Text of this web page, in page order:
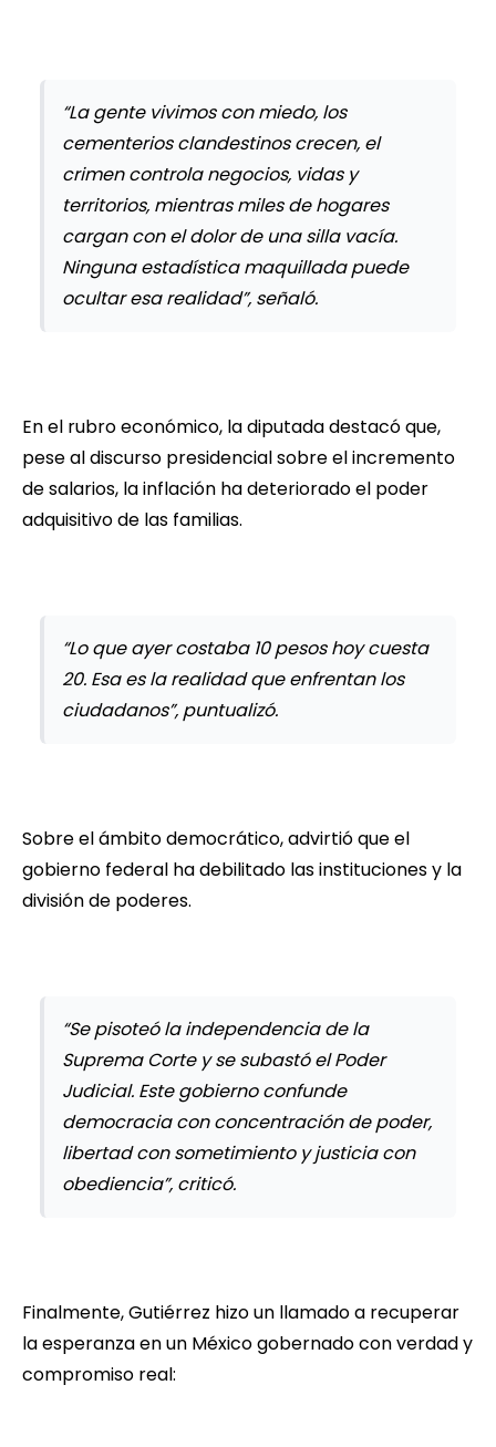
“La gente vivimos con miedo, los
cementerios clandestinos crecen, el
crimen controla negocios, vidas y
territorios, mientras miles de hogares
cargan con el dolor de una silla vacía.
Ninguna estadística maquillada puede
ocultar esa realidad”, señaló.
En el rubro económico, la diputada destacó que,
pese al discurso presidencial sobre el incremento
de salarios, la inflación ha deteriorado el poder
adquisitivo de las familias.
“Lo que ayer costaba 10 pesos hoy cuesta
20. Esa es la realidad que enfrentan los
ciudadanos”, puntualizó.
Sobre el ámbito democrático, advirtió que el
gobierno federal ha debilitado las instituciones y la
división de poderes.
“Se pisoteó la independencia de la
Suprema Corte y se subastó el Poder
Judicial. Este gobierno confunde
democracia con concentración de poder,
libertad con sometimiento y justicia con
obediencia”, criticó.
Finalmente, Gutiérrez hizo un llamado a recuperar
la esperanza en un México gobernado con verdad y
compromiso real: